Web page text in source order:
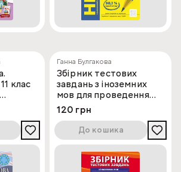
клас
Ганна Булгакова
Збірник тестових
завдань з іноземних
мов для проведення
внутрішнього та
зовнішнього
оцінювання навчальних
досягнень учнів
120 грн
До кошика